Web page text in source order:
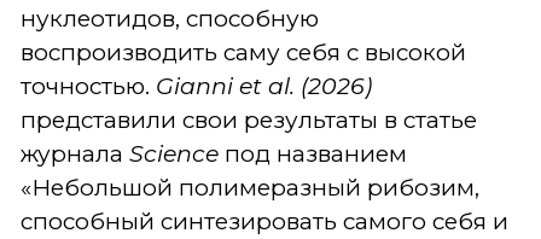
нуклеотидов, способную
воспроизводить саму себя с высокой
точностью. Gianni et al. (2026)
представили свои результаты в статье
журнала Science под названием
«Небольшой полимеразный рибозим,
способный синтезировать самого себя и